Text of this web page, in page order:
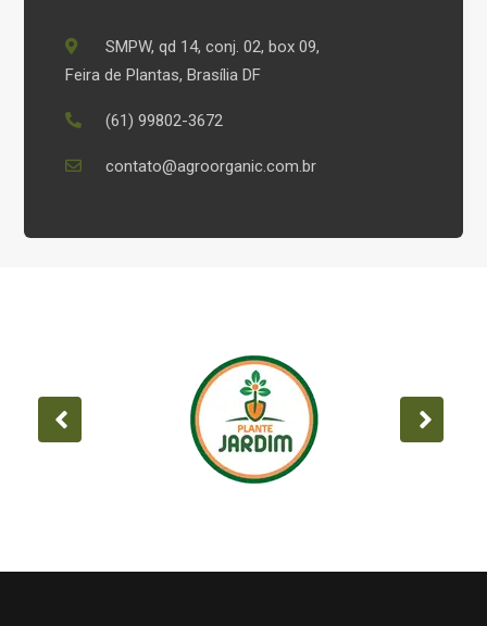
SMPW, qd 14, conj. 02, box 09,
Feira de Plantas, Brasília DF
(61) 99802-3672
contato@agroorganic.com.br